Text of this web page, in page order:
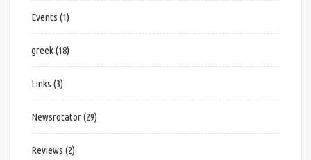
Events (1)
greek(18)
Links (3)
Newsrotator(29)
Reviews (2)